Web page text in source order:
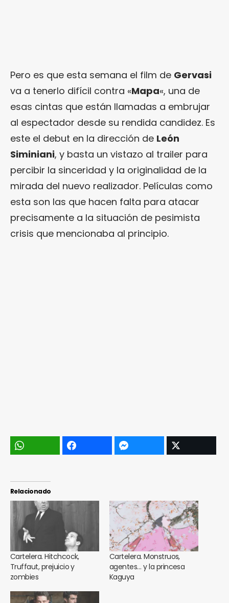
Pero es que esta semana el film de Gervasi
va a tenerlo difícil contra «Mapa«, una de
esas cintas que están llamadas a embrujar
al espectador desde su rendida candidez. Es
este el debut en la dirección de León
Siminiani, y basta un vistazo al trailer para
percibir la sinceridad y la originalidad de la
mirada del nuevo realizador. Películas como
esta son las que hacen falta para atacar
precisamente a la situación de pesimista
crisis que mencionaba al principio.
Relacionado
Cartelera. Hitchcock,
Truffaut, prejuicio y
zombies
Cartelera. Monstruos,
agentes… y la princesa
Kaguya